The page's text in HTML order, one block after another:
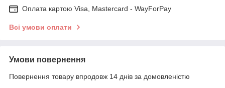
Оплата картою Visa, Mastercard - WayForPay
Всі умови оплати
Умови повернення
Повернення товару впродовж 14 днів за домовленістю